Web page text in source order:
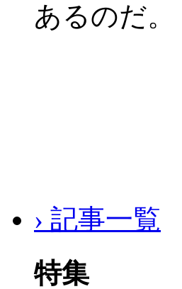
あるのだ
› 記事一覧
特集